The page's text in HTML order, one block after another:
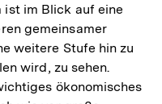
im Blick auf eine
gemeinsamer
weitere Stufe hin zu
wird, zu sehen.
ökonomisches